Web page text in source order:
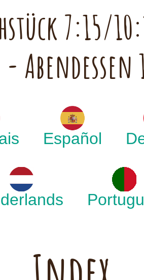
7:15/
Español